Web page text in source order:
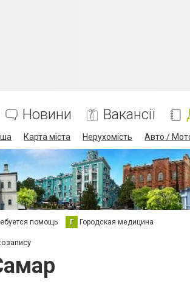
Новини Вакансії
Карта міста Нерухомість Авто /
помощь Г Городская медицина